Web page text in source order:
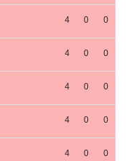
4 0 0
4 0 0
4 0 0
4 0 0
4 0 0